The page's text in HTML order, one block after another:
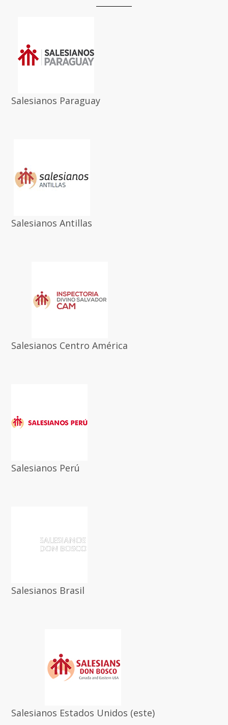
Salesianos Paraguay
Salesianos Antillas
Salesianos Centro América
Salesianos Perú
Salesianos Brasil
Salesianos Estados Unidos (este)